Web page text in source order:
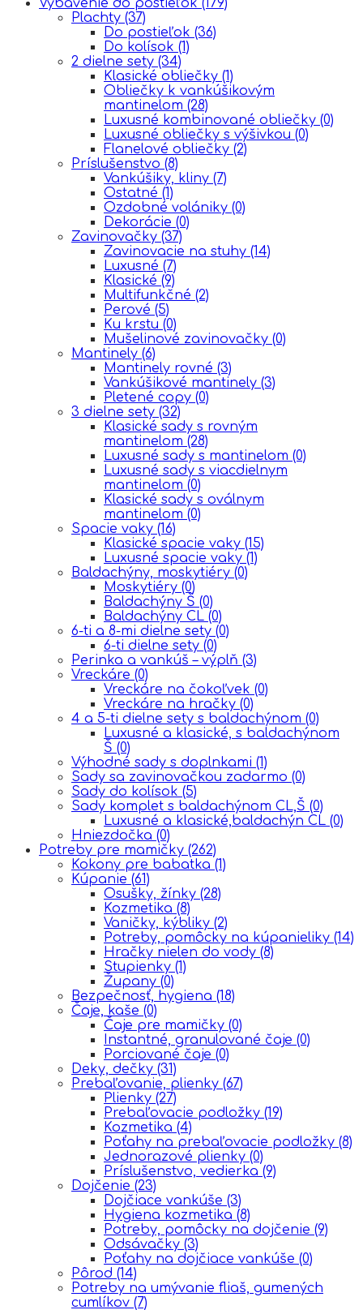
Plachty (37)
Do postieľok (36)
Do kolísok (1)
2 dielne sety (34)
Klasické obliečky (1)
Obliečky k vankúšikovým
mantinelom (28)
Luxusné kombinované obliečky (0)
Luxusné obliečky s výšivkou (0)
Flanelové obliečky (2)
Príslušenstvo (8)
Vankúšiky, kliny (7)
Ostatné (1)
Ozdobné volániky (0)
Dekorácie (0)
Zavinovačky (37)
Zavinovacie na stuhy (14)
Luxusné (7)
Klasické (9)
Multifunkčné (2)
Perové (5)
Ku krstu (0)
Mušelinové zavinovačky (0)
Mantinely (6)
Mantinely rovné (3)
Vankúšikové mantinely (3)
Pletené copy (0)
3 dielne sety (32)
Klasické sady s rovným
mantinelom (28)
Luxusné sady s mantinelom (0)
Luxusné sady s viacdielnym
mantinelom (0)
Klasické sady s oválnym
mantinelom (0)
Spacie vaky (16)
Klasické spacie vaky (15)
Luxusné spacie vaky (1)
Baldachýny, moskytiéry (0)
Moskytiéry (0)
Baldachýny Š (0)
Baldachýny CL (0)
6-ti a 8-mi dielne sety (0)
6-ti dielne sety (0)
Perinka a vankúš – výplň (3)
Vreckáre (0)
Vreckáre na čokoľvek (0)
Vreckáre na hračky (0)
4 a 5-ti dielne sety s baldachýnom (0)
Luxusné a klasické, s baldachýnom
Š (0)
Výhodné sady s doplnkami (1)
Sady sa zavinovačkou zadarmo (0)
Sady do kolísok (5)
Sady komplet s baldachýnom CL,Š (0)
Luxusné a klasické,baldachýn CL (0)
Hniezdočka (0)
Potreby pre mamičky (262)
Kokony pre babatka (1)
Kúpanie (61)
Osušky, žínky (28)
Kozmetika (8)
Vaničky, kýbliky (2)
Potreby, pomôcky na kúpanieliky (14)
Hračky nielen do vody (8)
Stupienky (1)
Župany (0)
Bezpečnosť, hygiena (18)
Čaje, kaše (0)
Čaje pre mamičky (0)
Instantné, granulované čaje (0)
Porciované čaje (0)
Deky, dečky (31)
Prebaľovanie, plienky (67)
Plienky (27)
Prebaľovacie podložky (19)
Kozmetika (4)
Poťahy na prebaľovacie podložky (8)
Jednorazové plienky (0)
Príslušenstvo, vedierka (9)
Dojčenie (23)
Dojčiace vankúše (3)
Hygiena kozmetika (8)
Potreby, pomôcky na dojčenie (9)
Odsávačky (3)
Poťahy na dojčiace vankúše (0)
Pôrod (14)
Potreby na umývanie fliaš, gumených
cumlíkov (7)